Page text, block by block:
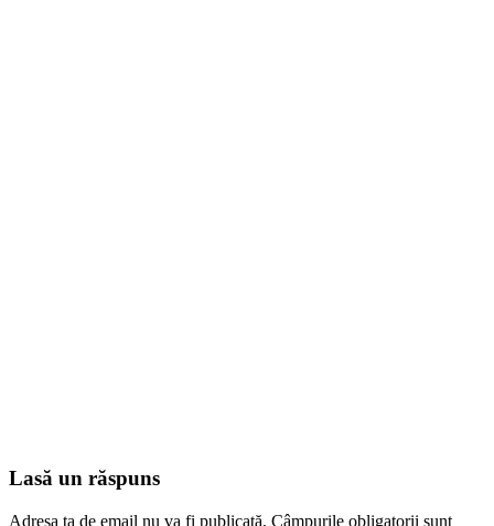
Lasă un răspuns
Adresa ta de email nu va fi publicată. Câmpurile obligatorii sunt